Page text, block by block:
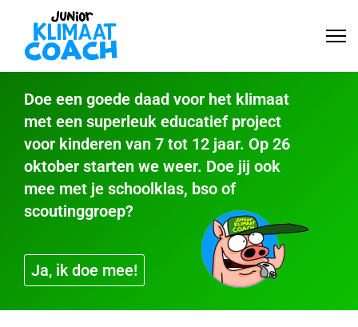
Doe een goede daad voor het klimaat
met een superleuk educatief project
voor kinderen van 7 tot 12 jaar. Op 26
oktober starten we weer. Doe jij ook
mee met je schoolklas, bso of
scoutinggroep?
Ja, ik doe mee!